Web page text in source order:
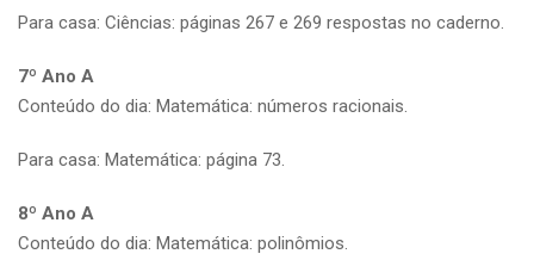
Para casa: Ciências: páginas 267 e 269 respostas no caderno.
7º Ano A
Conteúdo do dia: Matemática: números racionais.
Para casa: Matemática: página 73.
8º Ano A
Conteúdo do dia: Matemática: polinômios.